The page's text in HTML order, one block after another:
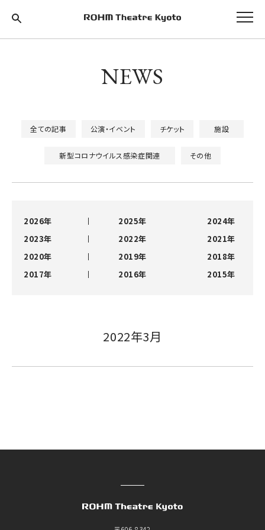
NEWS
全ての記事 公演・イベント チケット 施設
新型コロナウイルス感染症関連 その他
2026年 2025年
2024年
2023年
2022年
2021年
2020年
2019年
2018年
2017年
2016年 2015年
2022年3月